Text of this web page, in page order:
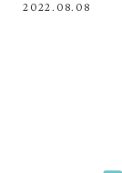
2022.08.08